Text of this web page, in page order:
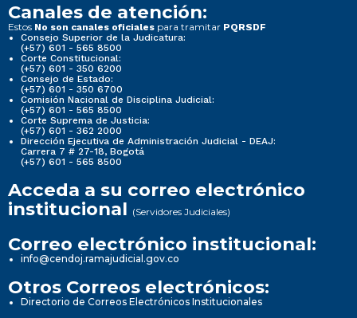
Canales de atención:
Estos No son canales oficiales para tramitar PQRSDF
Consejo Superior de la Judicatura:
(+57) 601 - 565 8500
Corte Constitucional:
(+57) 601 - 350 6200
Consejo de Estado:
(+57) 601 - 350 6700
Comisión Nacional de Disciplina Judicial:
(+57) 601 - 565 8500
Corte Suprema de Justicia:
(+57) 601 - 362 2000
Dirección Ejecutiva de Administración Judicial - DEAJ:
Carrera 7 # 27-18, Bogotá
(+57) 601 - 565 8500
Acceda a su correo electrónico
institucional (Servidores Judiciales)
Correo electrónico institucional:
info@cendoj.ramajudicial.gov.co
Otros Correos electrónicos:
Directorio de Correos Electrónicos Institucionales